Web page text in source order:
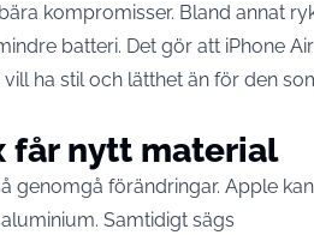
kompromisser. Bland annat
batteri. Det gör att iPhone Air
ha stil och lätthet än för den
får nytt material
genomgå förändringar. Apple kan
Samtidigt sägs